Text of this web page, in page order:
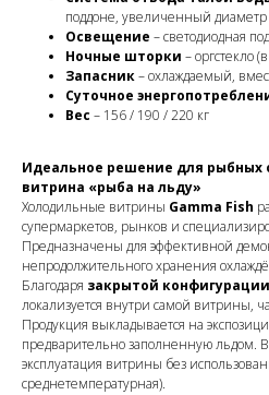
поддоне, увеличенный диаметр
Освещение – светодиодная
Ночные шторки – оргстекло
Запасник– охлаждаемый,
Суточное
Вес – 156 / 190 / 220 кг
Идеальное решение для рыбных
витрина «рыба на льду»
Холодильные витрины Gamma Fish
супермаркетов, рынков и
Предназначены для эффективной
непродолжительного хранения
Благодаря закрытой конфигурации
локализуется внутри самой витрины,
Продукция выкладывается на
предварительно заполненную льдом. В
эксплуатация витрины без
среднетемпературная).